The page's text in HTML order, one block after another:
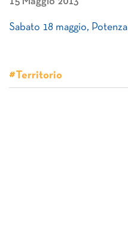
Sabato 18 maggio, Potenza
#Territorio